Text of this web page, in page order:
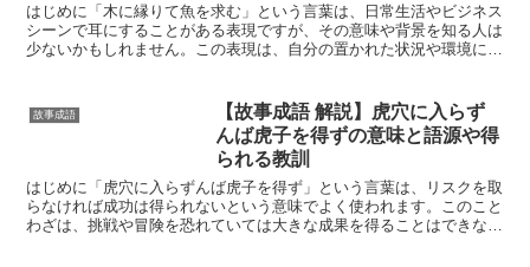
はじめに「木に縁りて魚を求む」という言葉は、日常生活やビジネス
シーンで耳にすることがある表現ですが、その意味や背景を知る人は
少ないかもしれません。この表現は、自分の置かれた状況や環境に合
故事成語
【故事成語 解説】虎穴に入らず
んば虎子を得ずの意味と語源や得
られる教訓
はじめに「虎穴に入らずんば虎子を得ず」という言葉は、リスクを取
らなければ成功は得られないという意味でよく使われます。このこと
わざは、挑戦や冒険を恐れていては大きな成果を得ることはできない